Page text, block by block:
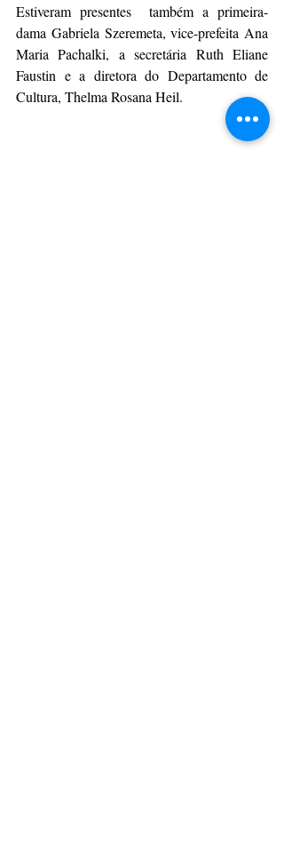
Estiveram presentes  também a primeira-
dama Gabriela Szeremeta, vice-prefeita Ana
Maria Pachalki, a secretária Ruth Eliane
Faustin e a diretora do Departamento de
Cultura, Thelma Rosana Heil.